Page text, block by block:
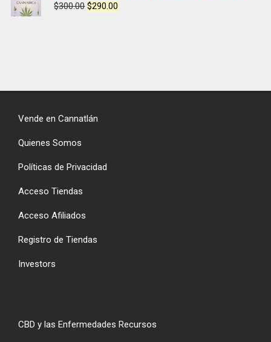
$300.00 $290.00
Vende en Cannatlán
Quienes Somos
Políticas de Privacidad
Acceso Tiendas
Acceso Afiliados
Registro de Tiendas
Investors
CBD y las Enfermedades Recursos